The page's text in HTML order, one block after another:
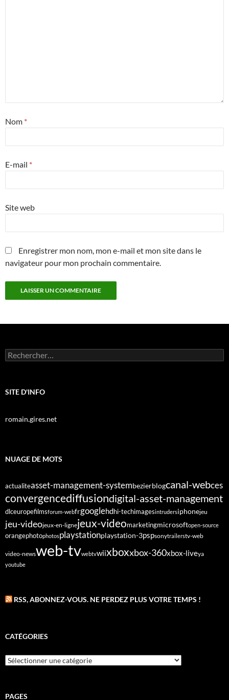
Nom *
E-mail *
Site web
Enregistrer mon nom, mon e-mail et mon site dans le
navigateur pour mon prochain commentaire.
Rechercher :
SITE D'INFO
romain.gires.net
NUAGE DE MOTS
actualiteasset-management-systembezierblogcanal-webces
convergencediffusiondigital-asset-management
dlceuropefilmsforum-webfrgooglehdhi-techimagesintrudersiphonejeu
jeu-videojeux-en-lignejeux-videomarketingmicrosoftopen-source
orangephotophotosplaystationplaystation-3pspsonytrailerstv-web
video-newsweb-tvwebtvwiixboxxbox-360xbox-liveya
youtube
RSS, ABONNEZ-VOUS. NE PERDEZ PLUS VOTRE TEMPS !
CATÉGORIES
Catégories
PAGES